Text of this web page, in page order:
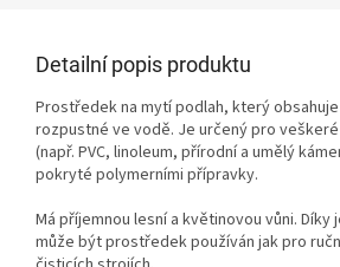
Detailní popis produktu
Prostředek na mytí podlah, který
rozpustné ve vodě. Je určený pro
(např. PVC, linoleum, přírodní a umělý
pokryté polymerními přípravky.
Má příjemnou lesní a květinovou vůni.
může být prostředek používán jak pro